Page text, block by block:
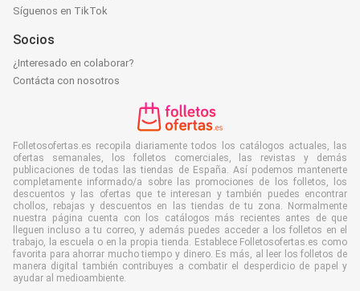
Síguenos en TikTok
Socios
¿Interesado en colaborar?
Contácta con nosotros
Folletosofertas.es recopila diariamente todos los catálogos actuales, las
ofertas semanales, los folletos comerciales, las revistas y demás
publicaciones de todas las tiendas de España. Así podemos mantenerte
completamente informado/a sobre las promociones de los folletos, los
descuentos y las ofertas que te interesan y también puedes encontrar
chollos, rebajas y descuentos en las tiendas de tu zona. Normalmente
nuestra página cuenta con los catálogos más recientes antes de que
lleguen incluso a tu correo, y además puedes acceder a los folletos en el
trabajo, la escuela o en la propia tienda. Establece Folletosofertas.es como
favorita para ahorrar mucho tiempo y dinero. Es más, al leer los folletos de
manera digital también contribuyes a combatir el desperdicio de papel y
ayudar al medioambiente.